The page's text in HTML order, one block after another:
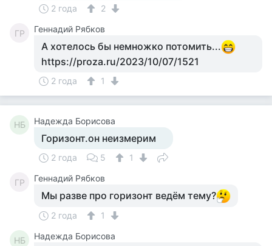
2 года 2
ГР Геннадий Рябков
А хотелось бы немножко потомить...
https://proza.ru/2023/10/07/1521
2 года 1
НБ Надежда Борисова
Горизонт.он неизмерим
2 года 5 1
ГР Геннадий Рябков
Мы разве про горизонт ведём тему?
2 года 1
НБ Надежда Борисова